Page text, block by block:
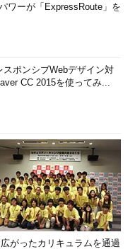
ーが「ExpressRoute」を
ポンシブWebデザイン対
CC 2015を使ってみ...
がったカリキュラムを通過